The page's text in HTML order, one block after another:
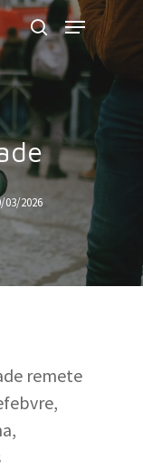
search
Menu
03/2026
remete
Close
Menu